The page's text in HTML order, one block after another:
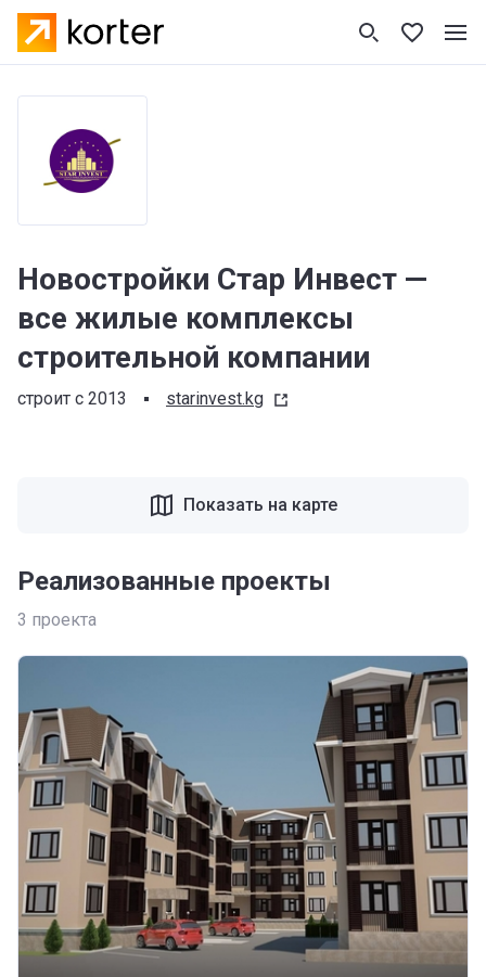
Новостройки Стар Инвест —
все жилые комплексы
строительной компании
строит с 2013 starinvest.kg
Реализованные проекты
3 проекта
Показать на карте